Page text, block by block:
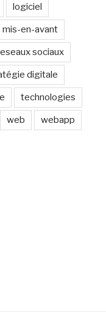
logiciel
mis-en-avant
sociaux
digitale
technologies
web webapp